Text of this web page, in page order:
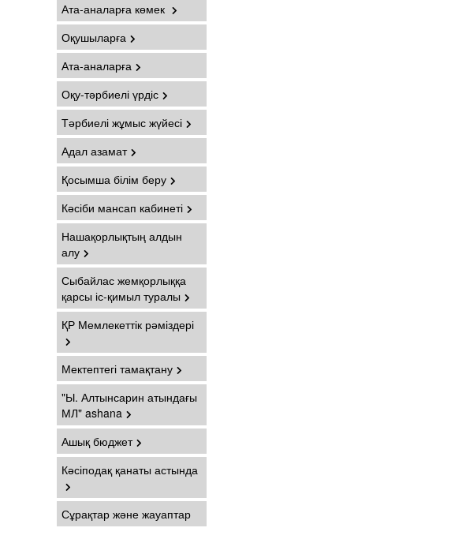
Ата-аналарға көмек
Оқушыларға
Ата-аналарға
Оқу-тәрбиелі үрдіс
Тәрбиелі жұмыс жүйесі
Адал азамат
Қосымша білім беру
Кәсіби мансап кабинеті
Нашақорлықтың алдын
алу
Сыбайлас жемқорлыққа
қарсы іс-қимыл туралы
ҚР Мемлекеттік рәміздері
Мектептегі тамақтану
"Ы. Алтынсарин атындағы
МЛ" ashana
Ашық бюджет
Кәсіподақ қанаты астында
Сұрақтар және жауаптар